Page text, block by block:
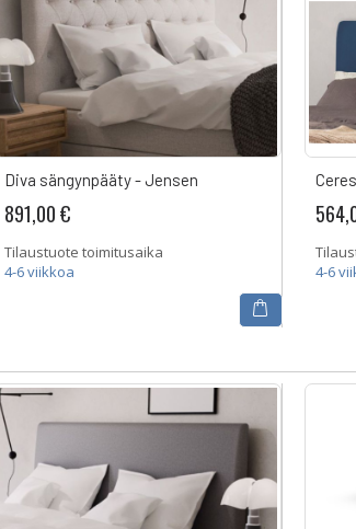
Diva sängynpääty - Jensen
891,00 €
Tilaustuote toimitusaika
4-6 viikkoa
4-6